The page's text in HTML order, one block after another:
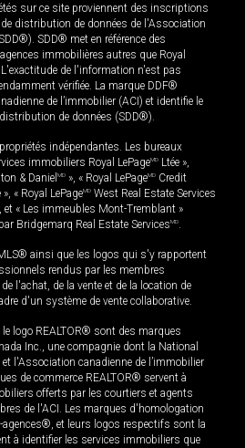
sur ce site proviennent des inscriptions
distribution de données de l'Association
SDD® met en référence des
immobilières autres que Royal
de l'information n'est pas
vérifiée. La marque DDF®
de l’immobilier (ACI) et identifie le
de données (SDD®).
indépendantes. Les bureaux
immobiliers Royal LePageMD Ltée »,
& Daniel MD », « Royal LePageMD Credit
« Royal LePageMD West Real Estate Services
et « Les immeubles Mont-Tremblant »
Bridgemarq Real Estate ServicesMD
ainsi que les logos qui s'y rapportent
rendus par les membres
l'achat, de la vente et de la location de
d'un système de vente collaborative.
logo REALTOR® sont des marques
Inc., une compagnie dont la National
l'Association canadienne de l’immobilier
de commerce REALTOR® servent à
offerts par les courtiers et agents
de l'ACI. Les marques d'homologation
et leurs logos respectifs sont la
à identifier les services immobiliers que